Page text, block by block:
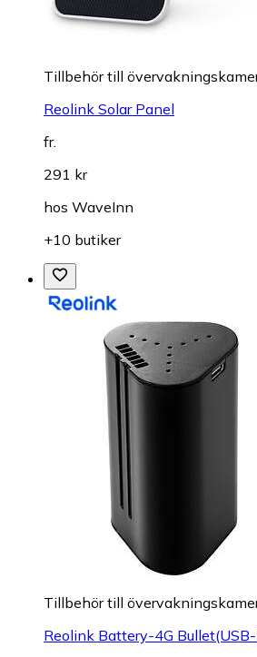
Tillbehör till
Reolink Solar Panel
fr.
291 kr
hos WaveInn
+10 butiker
Tillbehör till
Reolink Battery-4G Bullet(USB-